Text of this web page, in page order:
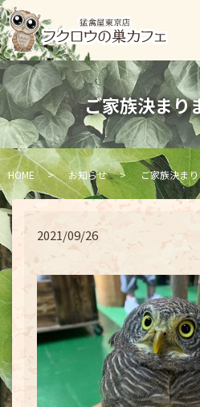
ご家族決まり
HOME お知らせ ご家族決ま
2021/09/26